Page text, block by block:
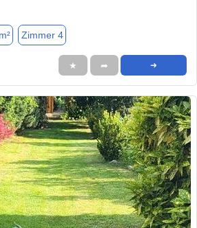
Zimmer 4
★ ➦ ➜